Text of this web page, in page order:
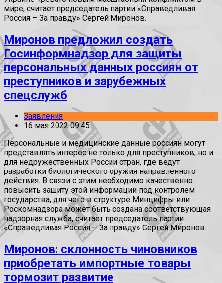
мире, считает председатель партии «Справедливая
Россия – За правду» Сергей Миронов.
Миронов предложил создать
Госинформнадзор для защиты
персональных данных россиян от
преступников и зарубежных
спецслужб
Заявления
16 мая 2022 09:45
Персональные и медицинские данные россиян могут
представлять интерес не только для преступников, но и
для недружественных России стран, где ведут
разработки биологического оружия направленного
действия. В связи с этим необходимо качественно
повысить защиту этой информации под контролем
государства, для чего в структуре Минцифры или
Роскомнадзора может быть создана соответствующая
надзорная служба, считает председатель партии
«Справедливая Россия – За правду» Сергей Миронов.
Миронов: склонность чиновников
приобретать импортные товары
тормозит развитие